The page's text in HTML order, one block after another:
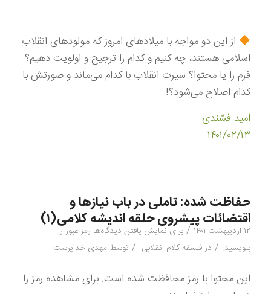
از این دو مواجه با میلادهای امروز كه مولودهای انقلاب
اسلامی هستند، چه كنیم و كدام را ترجیح و اولویت دهیم؟
فرم را یا محتوا؟ سیرت انقلاب با كدام می‌ماند و صورتش با
كدام اصلاح می‌شود؟!
امید فشندی
۱۴۰۱/۰۲/۱۳
حفاظت شده: تاملی در باب نیازها و
اقتضائات پیشروی حلقه اندیشه کلامی(۱)
۱۲ اردیبهشت ۱۴۰۱ / برای نمایش یافتن دیدگاه‌ها رمز عبور را
بنویسید. / در فلسفه کلام انقلابی / توسط مهدی خداپرست
این محتوا با رمز محافظت شده است. برای مشاهده رمز را